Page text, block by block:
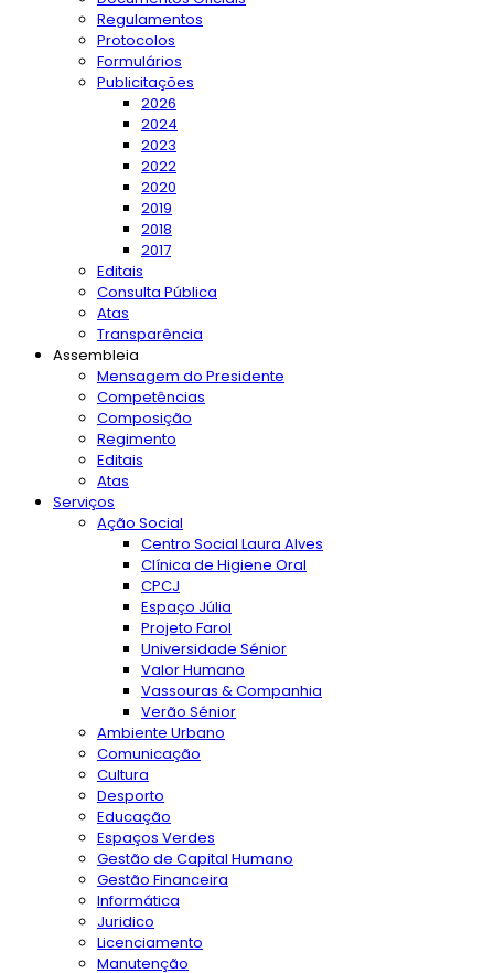
Regulamentos
Protocolos
Formulários
Publicitações
2026
2024
2023
2022
2020
2019
2018
2017
Editais
Consulta Pública
Atas
Transparência
Assembleia
Mensagem do Presidente
Competências
Composição
Regimento
Editais
Atas
Serviços
Ação Social
Centro Social Laura Alves
Clínica de Higiene Oral
CPCJ
Espaço Júlia
Projeto Farol
Universidade Sénior
Valor Humano
Vassouras & Companhia
Verão Sénior
Ambiente Urbano
Comunicação
Cultura
Desporto
Educação
Espaços Verdes
Gestão de Capital Humano
Gestão Financeira
Informática
Juridico
Licenciamento
Manutenção